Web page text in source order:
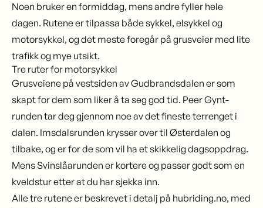
Noen bruker en formiddag, mens andre fyller hele
dagen. Rutene er tilpassa både sykkel, elsykkel og
motorsykkel, og det meste foregår på grusveier med lite
trafikk og mye utsikt.
Tre ruter for motorsykkel
Grusveiene på vestsiden av Gudbrandsdalen er som
skapt for dem som liker å ta seg god tid. Peer Gynt-
runden tar deg gjennom noe av det fineste terrenget i
dalen. Imsdalsrunden krysser over til Østerdalen og
tilbake, og er for de som vil ha et skikkelig dagsoppdrag.
Mens Svinslåarunden er kortere og passer godt som en
kveldstur etter at du har sjekka inn.
Alle tre rutene er beskrevet i detalj på hubriding.no, med